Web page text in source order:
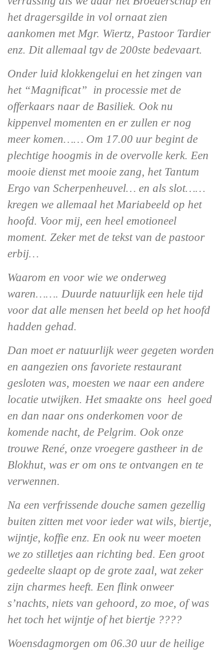
het dragersgilde in vol ornaat zien
aankomen met Mgr. Wiertz, Pastoor Tardier
enz. Dit allemaal tgv de 200ste bedevaart.
Onder luid klokkengelui en het zingen van
het “Magnificat” in processie met de
offerkaars naar de Basiliek. Ook nu
kippenvel momenten en er zullen er nog
meer komen…… Om 17.00 uur begint de
plechtige hoogmis in de overvolle kerk. Een
mooie dienst met mooie zang, het Tantum
Ergo van Scherpenheuvel… en als slot……
kregen we allemaal het Mariabeeld op het
hoofd. Voor mij, een heel emotioneel
moment. Zeker met de tekst van de pastoor
erbij…
Waarom en voor wie we onderweg
waren……. Duurde natuurlijk een hele tijd
voor dat alle mensen het beeld op het hoofd
hadden gehad.
Dan moet er natuurlijk weer gegeten worden
en aangezien ons favoriete restaurant
gesloten was, moesten we naar een andere
locatie utwijken. Het smaakte ons heel goed
en dan naar ons onderkomen voor de
komende nacht, de Pelgrim. Ook onze
trouwe René, onze vroegere gastheer in de
Blokhut, was er om ons te ontvangen en te
verwennen.
Na een verfrissende douche samen gezellig
buiten zitten met voor ieder wat wils, biertje,
wijntje, koffie enz. En ook nu weer moeten
we zo stilletjes aan richting bed. Een groot
gedeelte slaapt op de grote zaal, wat zeker
zijn charmes heeft. Een flink onweer
s’nachts, niets van gehoord, zo moe, of was
het toch het wijntje of het biertje ????
Woensdagmorgen om 06.30 uur de heilige